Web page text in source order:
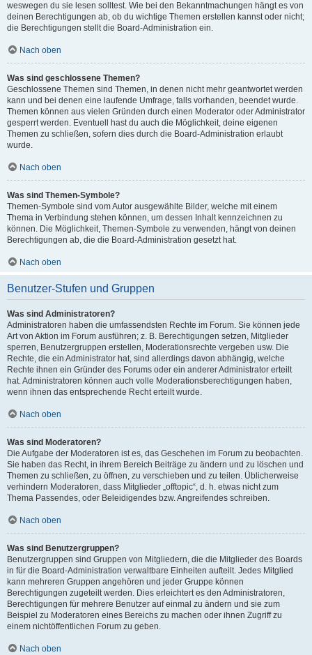
weswegen du sie lesen solltest. Wie bei den Bekanntmachungen hängt es von
deinen Berechtigungen ab, ob du wichtige Themen erstellen kannst oder nicht;
die Berechtigungen stellt die Board-Administration ein.
Nach oben
Was sind geschlossene Themen?
Geschlossene Themen sind Themen, in denen nicht mehr geantwortet werden
kann und bei denen eine laufende Umfrage, falls vorhanden, beendet wurde.
Themen können aus vielen Gründen durch einen Moderator oder Administrator
gesperrt werden. Eventuell hast du auch die Möglichkeit, deine eigenen
Themen zu schließen, sofern dies durch die Board-Administration erlaubt
wurde.
Nach oben
Was sind Themen-Symbole?
Themen-Symbole sind vom Autor ausgewählte Bilder, welche mit einem
Thema in Verbindung stehen können, um dessen Inhalt kennzeichnen zu
können. Die Möglichkeit, Themen-Symbole zu verwenden, hängt von deinen
Berechtigungen ab, die die Board-Administration gesetzt hat.
Nach oben
Benutzer-Stufen und Gruppen
Was sind Administratoren?
Administratoren haben die umfassendsten Rechte im Forum. Sie können jede
Art von Aktion im Forum ausführen; z. B. Berechtigungen setzen, Mitglieder
sperren, Benutzergruppen erstellen, Moderationsrechte vergeben usw. Die
Rechte, die ein Administrator hat, sind allerdings davon abhängig, welche
Rechte ihnen ein Gründer des Forums oder ein anderer Administrator erteilt
hat. Administratoren können auch volle Moderationsberechtigungen haben,
wenn ihnen das entsprechende Recht erteilt wurde.
Nach oben
Was sind Moderatoren?
Die Aufgabe der Moderatoren ist es, das Geschehen im Forum zu beobachten.
Sie haben das Recht, in ihrem Bereich Beiträge zu ändern und zu löschen und
Themen zu schließen, zu öffnen, zu verschieben und zu teilen. Üblicherweise
verhindern Moderatoren, dass Mitglieder „offtopic“, d. h. etwas nicht zum
Thema Passendes, oder Beleidigendes bzw. Angreifendes schreiben.
Nach oben
Was sind Benutzergruppen?
Benutzergruppen sind Gruppen von Mitgliedern, die die Mitglieder des Boards
in für die Board-Administration verwaltbare Einheiten aufteilt. Jedes Mitglied
kann mehreren Gruppen angehören und jeder Gruppe können
Berechtigungen zugeteilt werden. Dies erleichtert es den Administratoren,
Berechtigungen für mehrere Benutzer auf einmal zu ändern und sie zum
Beispiel zu Moderatoren eines Bereichs zu machen oder ihnen Zugriff zu
einem nichtöffentlichen Forum zu geben.
Nach oben